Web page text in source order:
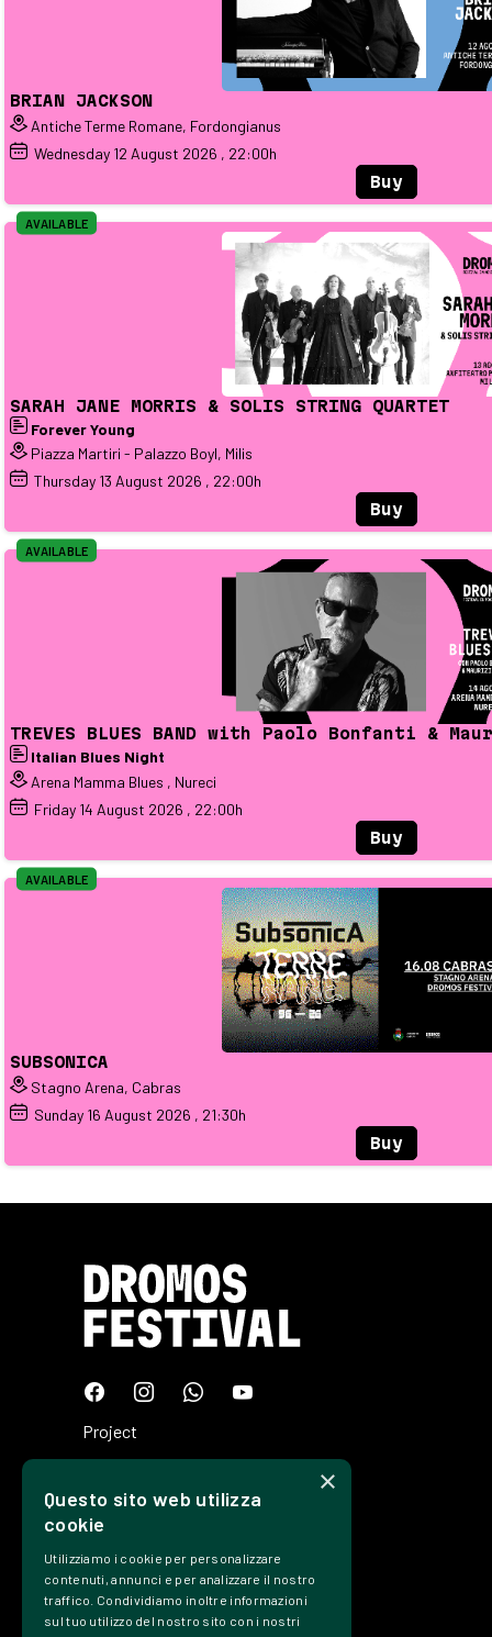
BRIAN JACKSON
Antiche Terme Romane, Fordongianus
Wednesday 12 August 2026 , 22:00h
Buy
SARAH JANE MORRIS & SOLIS STRING QUARTET
Forever Young
Piazza Martiri - Palazzo Boyl, Milis
Thursday 13 August 2026 , 22:00h
AVAILABLE
Buy
TREVES BLUES BAND with Paolo Bonfanti &
Italian Blues Night
Arena Mamma Blues , Nureci
Friday 14 August 2026 , 22:00h
AVAILABLE
Buy
SUBSONICA
Stagno Arena, Cabras
Sunday 16 August 2026 , 21:30h
AVAILABLE
Buy
Project
Tickets
Precedenti
Contacts
×
Questo sito web utilizza
cookie
Utilizziamo i cookie per personalizzare
contenuti, annunci e per analizzare il nostro
traffico. Condividiamo inoltre informazioni
sul tuo utilizzo del nostro sito con i nostri